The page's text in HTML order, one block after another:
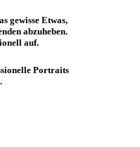
gewisse Etwas,
abzuheben.
auf.
Portraits